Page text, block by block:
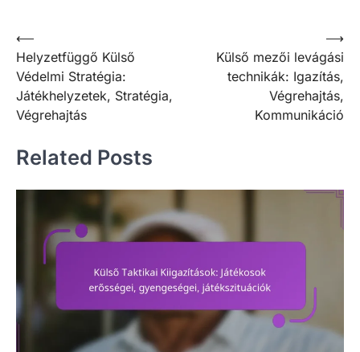
Post
navigation
⟵
Helyzetfüggő Külső
Védelmi Stratégia:
Játékhelyzetek, Stratégia,
Végrehajtás
Külső mezői levágási
technikák: Igazítás,
Végrehajtás,
Kommunikáció
⟶
Related Posts